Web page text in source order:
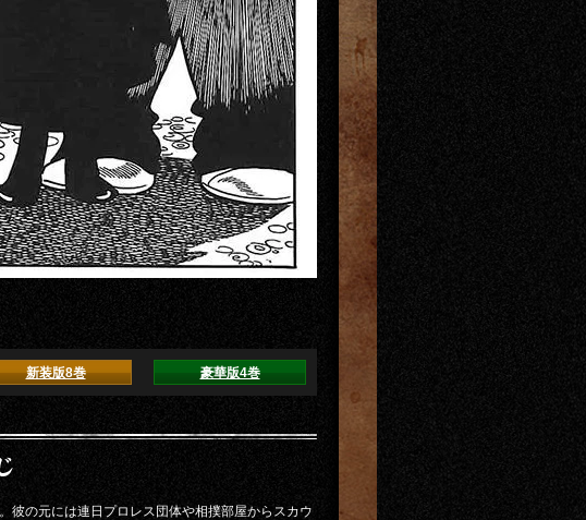
新装版8巻 豪華版4巻
彼の元には連日プロレス団体や相撲部屋からスカウ